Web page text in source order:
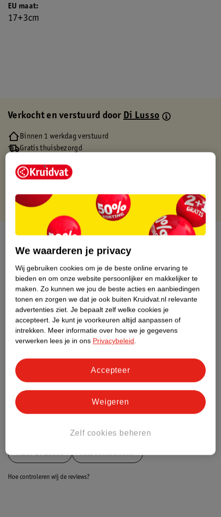
EU maat
17+3cm
Verkocht en verstuurd doorDi Lusso
Binnen 1 werkdag verstuurd
Gratis thuisbezorgd
Gratis punten met je Kruidvat kaart
Over dit product
Etiketinformatie
Nature Impact Score
Dit product heeft (nog) geen Nature
Impact Score.
Bestel & Bezorginformatie
MeerDi Lusso Alle Armbanden
Hoe controleren wij de reviews?
We waarderen je privacy
Wij gebruiken cookies om je de beste online ervaring te
bieden en om onze website persoonlijker en makkelijker te
maken. Zo kunnen we jou de beste acties en aanbiedingen
tonen en zorgen we dat je ook buiten Kruidvat.nl relevante
advertenties ziet. Je bepaalt zelf welke cookies je
accepteert. Je kunt je voorkeuren altijd aanpassen of
intrekken. Meer informatie over hoe we je gegevens
verwerken lees je in ons Privacybeleid.
Zelf cookies beheren
Weigeren
Accepteer